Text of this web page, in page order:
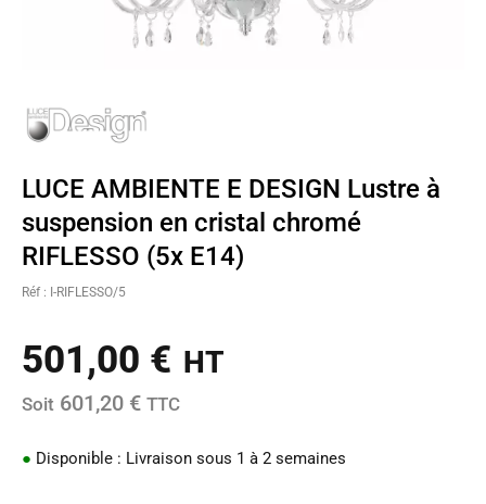
LUCE AMBIENTE E DESIGN Lustre à
suspension en cristal chromé
RIFLESSO (5x E14)
Réf : I-RIFLESSO/5
501,00 € HT
Soit 601,20 € TTC
● Disponible : Livraison sous 1 à 2 semaines